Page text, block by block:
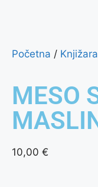
Početna / Knjižara
MESO
10,00 €